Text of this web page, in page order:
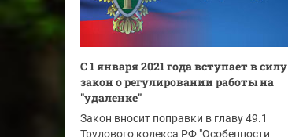
С 1 января 2021 года вступает в силу
закон о регулировании работы на
"удаленке"
Закон вносит поправки в главу 49.1
Трудового кодекса РФ "Особенности